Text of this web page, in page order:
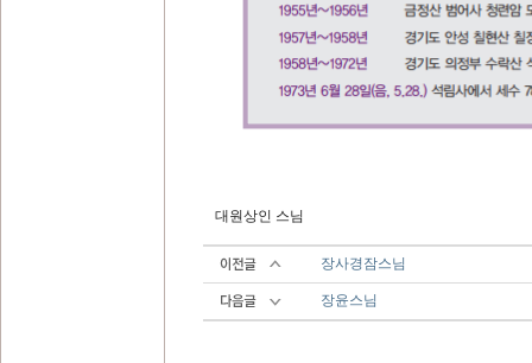
대원상인 스님
장사경잠스님
장윤스님